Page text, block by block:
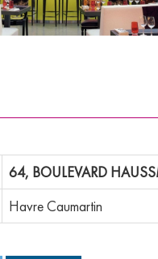
64, BOULEVARD
Havre Caumartin